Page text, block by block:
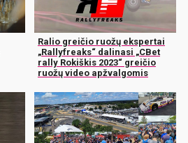
Ralio greičio ruožų ekspertai
„Rallyfreaks“ dalinasi „CBet
rally Rokiškis 2023“ greičio
ruožų video apžvalgomis